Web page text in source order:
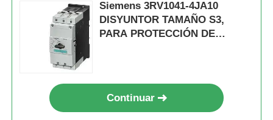
Siemens 3RV1041-4JA10
DISYUNTOR TAMAÑO S3,
PARA PROTECCIÓN DE
Continuar